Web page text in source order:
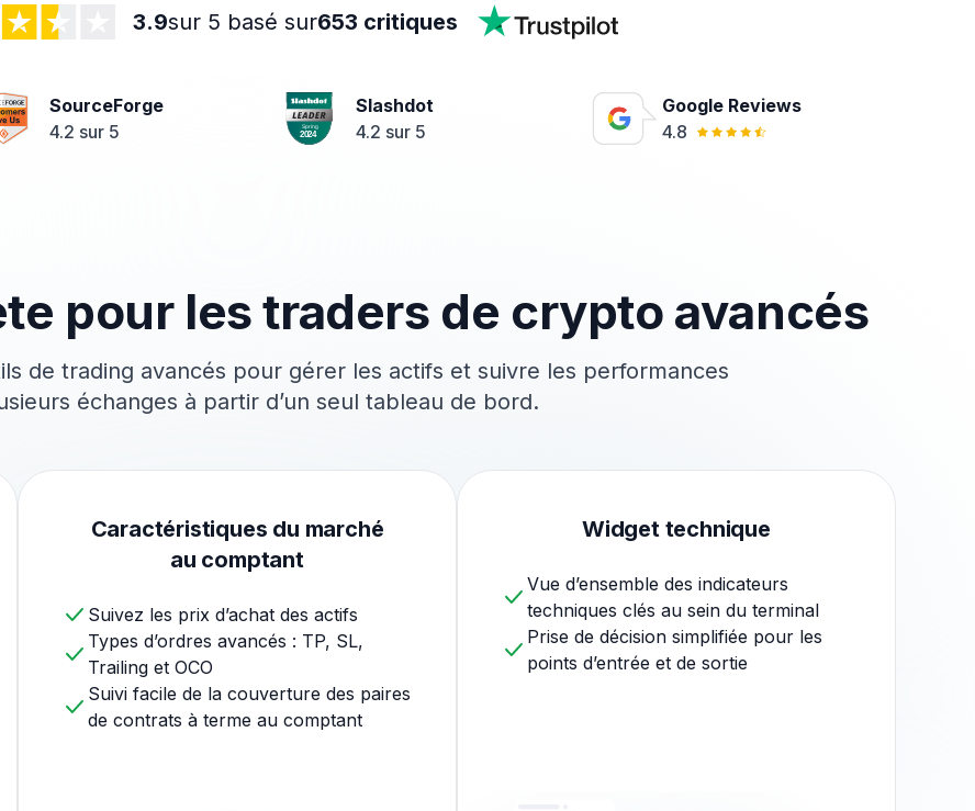
3.9sur 5 basé sur653 critiques
SourceForge
4.2 sur 5
Slashdot
4.2 sur 5
Google Reviews
4.8
pour les traders de crypto avancés
de trading avancés pour gérer les actifs et suivre les performances
échanges à partir d’un seul tableau de bord.
Caractéristiques du marché
au comptant
Suivez les prix d’achat des actifs
Types d’ordres avancés : TP, SL,
Trailing et OCO
Suivi facile de la couverture des paires
de contrats à terme au comptant
Widget technique
Vue d’ensemble des indicateurs
techniques clés au sein du terminal
Prise de décision simplifiée pour les
points d’entrée et de sortie